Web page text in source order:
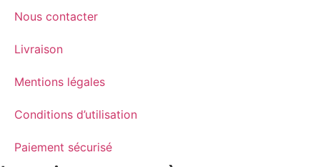
Nous contacter
Livraison
Mentions légales
Conditions d’utilisation
Paiement sécurisé